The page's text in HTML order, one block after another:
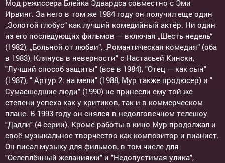
Мод режиссера Блейка Эдвардса совместно с Эми
Ирвинг. За него в том же 1984 году он получил еще один
„Золотой глобус“ как лучший комедийный актёр. Ни один
из его последующих фильмов — включая „Шесть недель“
(1982), „Больной от любви“, „Романтическая комедия“ (оба
в 1983), Клянусь в неверности" с Настасьей Кински,
"Лучший способ защиты" (все в 1984), "Отец — как сын"
(1987), " Артур 2: на мели" (1988, Мур также продюсер) и "
Сумасшедшие люди" (1990) не принесли ему той же
степени успеха как у критиков, так и в коммерческом
плане. В 1993 году он снялся в недолговечном телешоу
"Дадли" (4 серии). Кроме работы в кино Мур продолжал и
своё музыкальное творчество как композитор и пианист.
Он писал музыку для фильмов, в том числе для
"Ослеплённый желаниями" и "Недопустимая улика",